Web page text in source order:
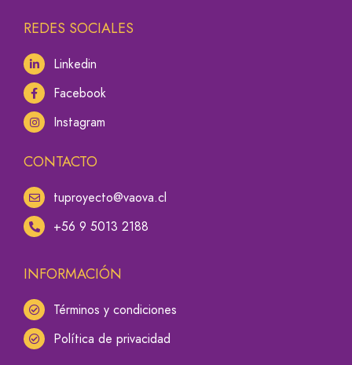
REDES SOCIALES
Linkedin
Facebook
Instagram
CONTACTO
tuproyecto@vaova.cl
+56 9 5013 2188
INFORMACIÓN
Términos y condiciones
Política de privacidad